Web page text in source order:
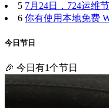
5 7月24日，724运维节
6 你有使用本地免费
今日节日
🎉 今日有1个节日